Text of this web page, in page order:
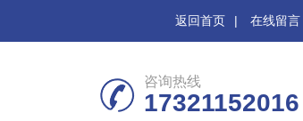
返回首页 | 在线留言
咨询热线
17321152016